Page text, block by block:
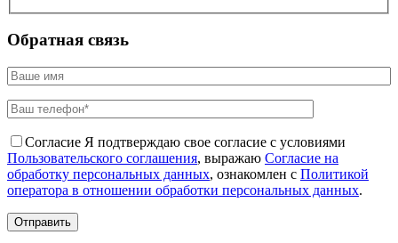
Обратная связь
Согласие Я подтверждаю свое согласие с условиями
Пользовательского соглашения, выражаю Согласие на
обработку персональных данных, ознакомлен с Политикой
оператора в отношении обработки персональных данных.